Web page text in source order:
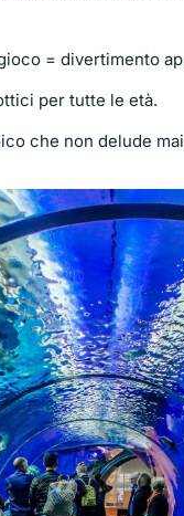
= divertimento
per tutte le età.
che non delude